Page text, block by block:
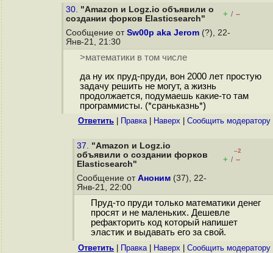
30. "Amazon и Logz.io объявили о
создании форков Elasticsearch"
+ / –
Сообщение от Sw00p aka Jerom (?), 22-
Янв-21, 21:30
>математики в том числе
да ну их пруд-пруди, вон 2000 лет простую
задачу решить не могут, а жизнь
продолжается, подумаешь какие-то там
программисты. (*сраньказнь*)
Ответить Правка| Наверх Cообщить модератору
37. "Amazon и Logz.io
объявили о создании форков
Elasticsearch"
–2
+ / –
Сообщение от Аноним (37), 22-
Янв-21, 22:00
Пруд-то пруди только математики денег
просят и не маленьких. Дешевле
рефакторить код который напишет
эластик и выдавать его за свой.
Ответить Правка| Наверх Cообщить модератору